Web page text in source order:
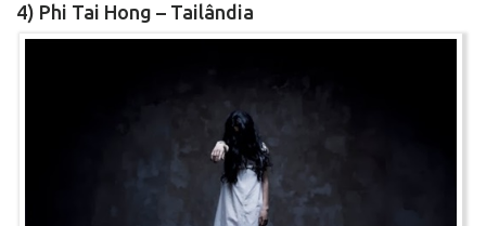
4) Phi Tai Hong – Tailândia